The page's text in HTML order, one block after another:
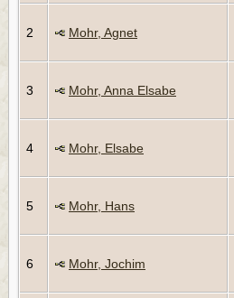
2 Mohr, Agnet
3 Mohr, Anna Elsabe
4 Mohr, Elsabe
5 Mohr, Hans
6 Mohr, Jochim